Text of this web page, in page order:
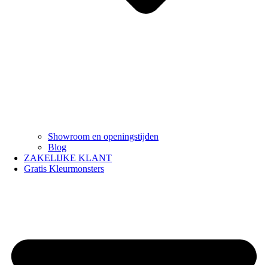
Showroom en openingstijden
Blog
ZAKELIJKE KLANT
Gratis Kleurmonsters